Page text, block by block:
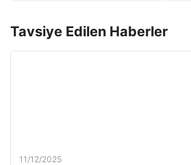
Tavsiye Edilen Haberler
11/12/2025